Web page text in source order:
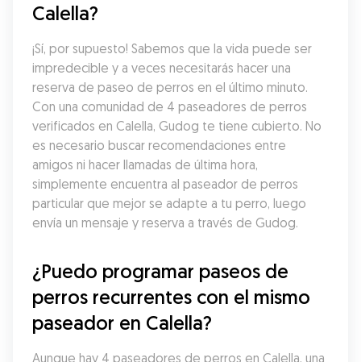
Calella?
¡Sí, por supuesto! Sabemos que la vida puede ser
impredecible y a veces necesitarás hacer una
reserva de paseo de perros en el último minuto.
Con una comunidad de 4 paseadores de perros
verificados en Calella, Gudog te tiene cubierto. No
es necesario buscar recomendaciones entre
amigos ni hacer llamadas de última hora,
simplemente encuentra al paseador de perros
particular que mejor se adapte a tu perro, luego
envía un mensaje y reserva a través de Gudog.
¿Puedo programar paseos de
perros recurrentes con el mismo
paseador en Calella?
Aunque hay 4 paseadores de perros en Calella, una